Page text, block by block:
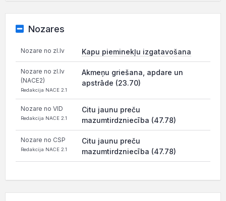
Nozares
Nozare no zl.lv Kapu pieminekļu izgatavošana
Nozare no zl.lv
(NACE2)
Redakcija NACE 2.1
Akmeņu griešana, apdare un
apstrāde (23.70)
Nozare no VID
Redakcija NACE 2.1
Citu jaunu preču
mazumtirdzniecība (47.78)
Nozare no CSP
Redakcija NACE 2.1
Citu jaunu preču
mazumtirdzniecība (47.78)